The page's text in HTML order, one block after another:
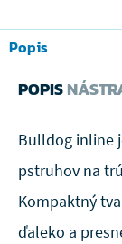
Popis
POPIS
Bulldog inline
pstruhov na
Kompaktný
ďaleko a